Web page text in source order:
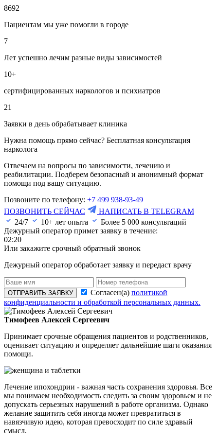
8692
Пациентам мы уже помогли в городе
7
Лет успешно лечим разные виды зависимостей
10+
сертифицированных наркологов и психиатров
21
Заявки в день обрабатывает клиника
Нужна помощь прямо сейчас? Бесплатная консультация
нарколога
Отвечаем на вопросы по зависимости, лечению и
реабилитации. Подберем безопасный и анонимный формат
помощи под вашу ситуацию.
Позвоните по телефону: +7 499 938-93-49
ПОЗВОНИТЬ СЕЙЧАС
НАПИСАТЬ В TELEGRAM
24/7
10+ лет опыта Более 5 000 консультаций
Дежурный оператор примет заявку в течение:
02:20
Или закажите срочный обратный звонок
Дежурный оператор обработает заявку и передаст врачу
ОТПРАВИТЬ ЗАЯВКУ Согласен(а) политикой
конфиденциальности и обработкой персональных данных.
Тимофеев Алексей Сергеевич
Принимает срочные обращения пациентов и родственников,
оценивает ситуацию и определяет дальнейшие шаги оказания
помощи.
Лечение ипохондрии - важная часть сохранения здоровья. Все
мы понимаем необходимость следить за своим здоровьем и не
допускать серьезных нарушений в работе организма. Однако
желание защитить себя иногда может превратиться в
навязчивую идею, которая превосходит по силе здравый
смысл.